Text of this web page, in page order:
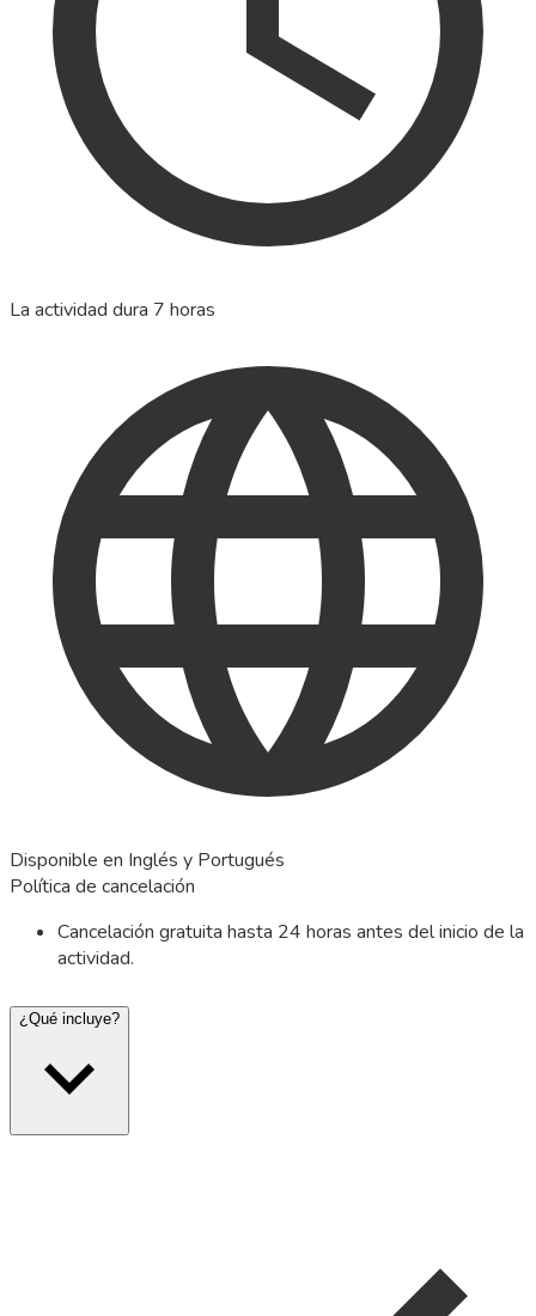
La actividad dura 7 horas
Disponible en Inglés y Portugués
Política de cancelación
Cancelación gratuita hasta 24 horas antes del inicio de la
actividad.
¿Qué incluye?